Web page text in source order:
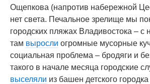
Ощепкова (напротив набережной
нет света. Печальное зрелище мы
городских пляжах Владивостока – с
там выросли огромные мусорные
социальная проблема – бродяги и
такого в начале месяца городские
выселяли из башен детского